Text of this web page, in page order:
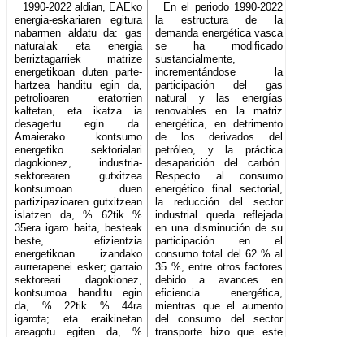
1990-2022 aldian, EAEko
energia-eskariaren egitura
nabarmen aldatu da: gas
naturalak eta energia
berriztagarriek matrize
energetikoan duten parte-
hartzea handitu egin da,
petrolioaren eratorrien
kaltetan, eta ikatza ia
desagertu egin da.
Amaierako kontsumo
energetiko sektorialari
dagokionez, industria-
sektorearen gutxitzea
kontsumoan duen
partizipazioaren gutxitzean
islatzen da, % 62tik %
35era igaro baita, besteak
beste, efizientzia
energetikoan izandako
aurrerapenei esker; garraio
sektoreari dagokionez,
kontsumoa handitu egin
da, % 22tik % 44ra
igarota; eta eraikinetan
areagotu egiten da, %
En el periodo 1990-2022
la estructura de la
demanda energética vasca
se ha modificado
sustancialmente,
incrementándose la
participación del gas
natural y las energías
renovables en la matriz
energética, en detrimento
de los derivados del
petróleo, y la práctica
desaparición del carbón.
Respecto al consumo
energético final sectorial,
la reducción del sector
industrial queda reflejada
en una disminución de su
participación en el
consumo total del 62 % al
35 %, entre otros factores
debido a avances en
eficiencia energética,
mientras que el aumento
del consumo del sector
transporte hizo que este